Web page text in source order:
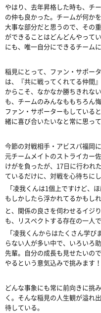
やはり、去年昇格した時も、チ
の仲も良かった。チームが何か
大事な部分だと思うので、その
ができることはどんどんやって
にも、唯一自分にできるチーム
稲見にとって、ファン・サポー
は、『共に戦ってくれてる仲間
からこそ、なかなか勝ちきれな
も、チームのみんなももちろん
ファン・サポーターもしている
緒に喜び合いたいなと常に思って
今節の対戦相手・アビスパ福岡
元チームメイトのストライカー
けがを負ったが、17日に行われ
ているだけに、対戦を心待ちにし
「凌我くんは1個上ですけど、
もしかしたら浮かれてるかもし
と、関係の良さを伺わせるイジ
も、リスペクトする存在の一人
「凌我くんからはたくさん学
らない人が多い中で、いろいろ
先輩。自分の成長も見せたいの
やるという意気込みで挑みます！
どんな事象にも常に前向きに挑
く。そんな稲見の人生観が溢れ
待している。